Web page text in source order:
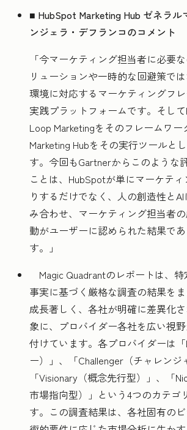
■ HubSpot Marketing Hub ゼネラル
ンジェラ・デフランコのコメント
「今マーケティング担当者に必要
リューションや一時的な回避策で
環境に対応するマーケティングフ
実践プラットフォームです。そして
Loop Marketingをそのフレームワー
Marketing Hubをその実行ツールと
す。今回もGartnerからこのような
ことは、HubSpotが単にマーケテ
りするだけでなく、人の創造性と
み合わせ、マーケティング担当者
動がユーザーに認められた結果で
す。」
Magic Quadrantのレポートは、
事実に基づく厳格な調査の結果をま
成長著しく、各社が明確に差異化
象に、プロバイダー各社を広い視
付けています。各プロバイダーは
ー）」、「Challenger（チャレンジ
「Visionary（概念先行型）」、「
市場指向型）」という4つのカテゴ
す。この調査結果は、各社固有の